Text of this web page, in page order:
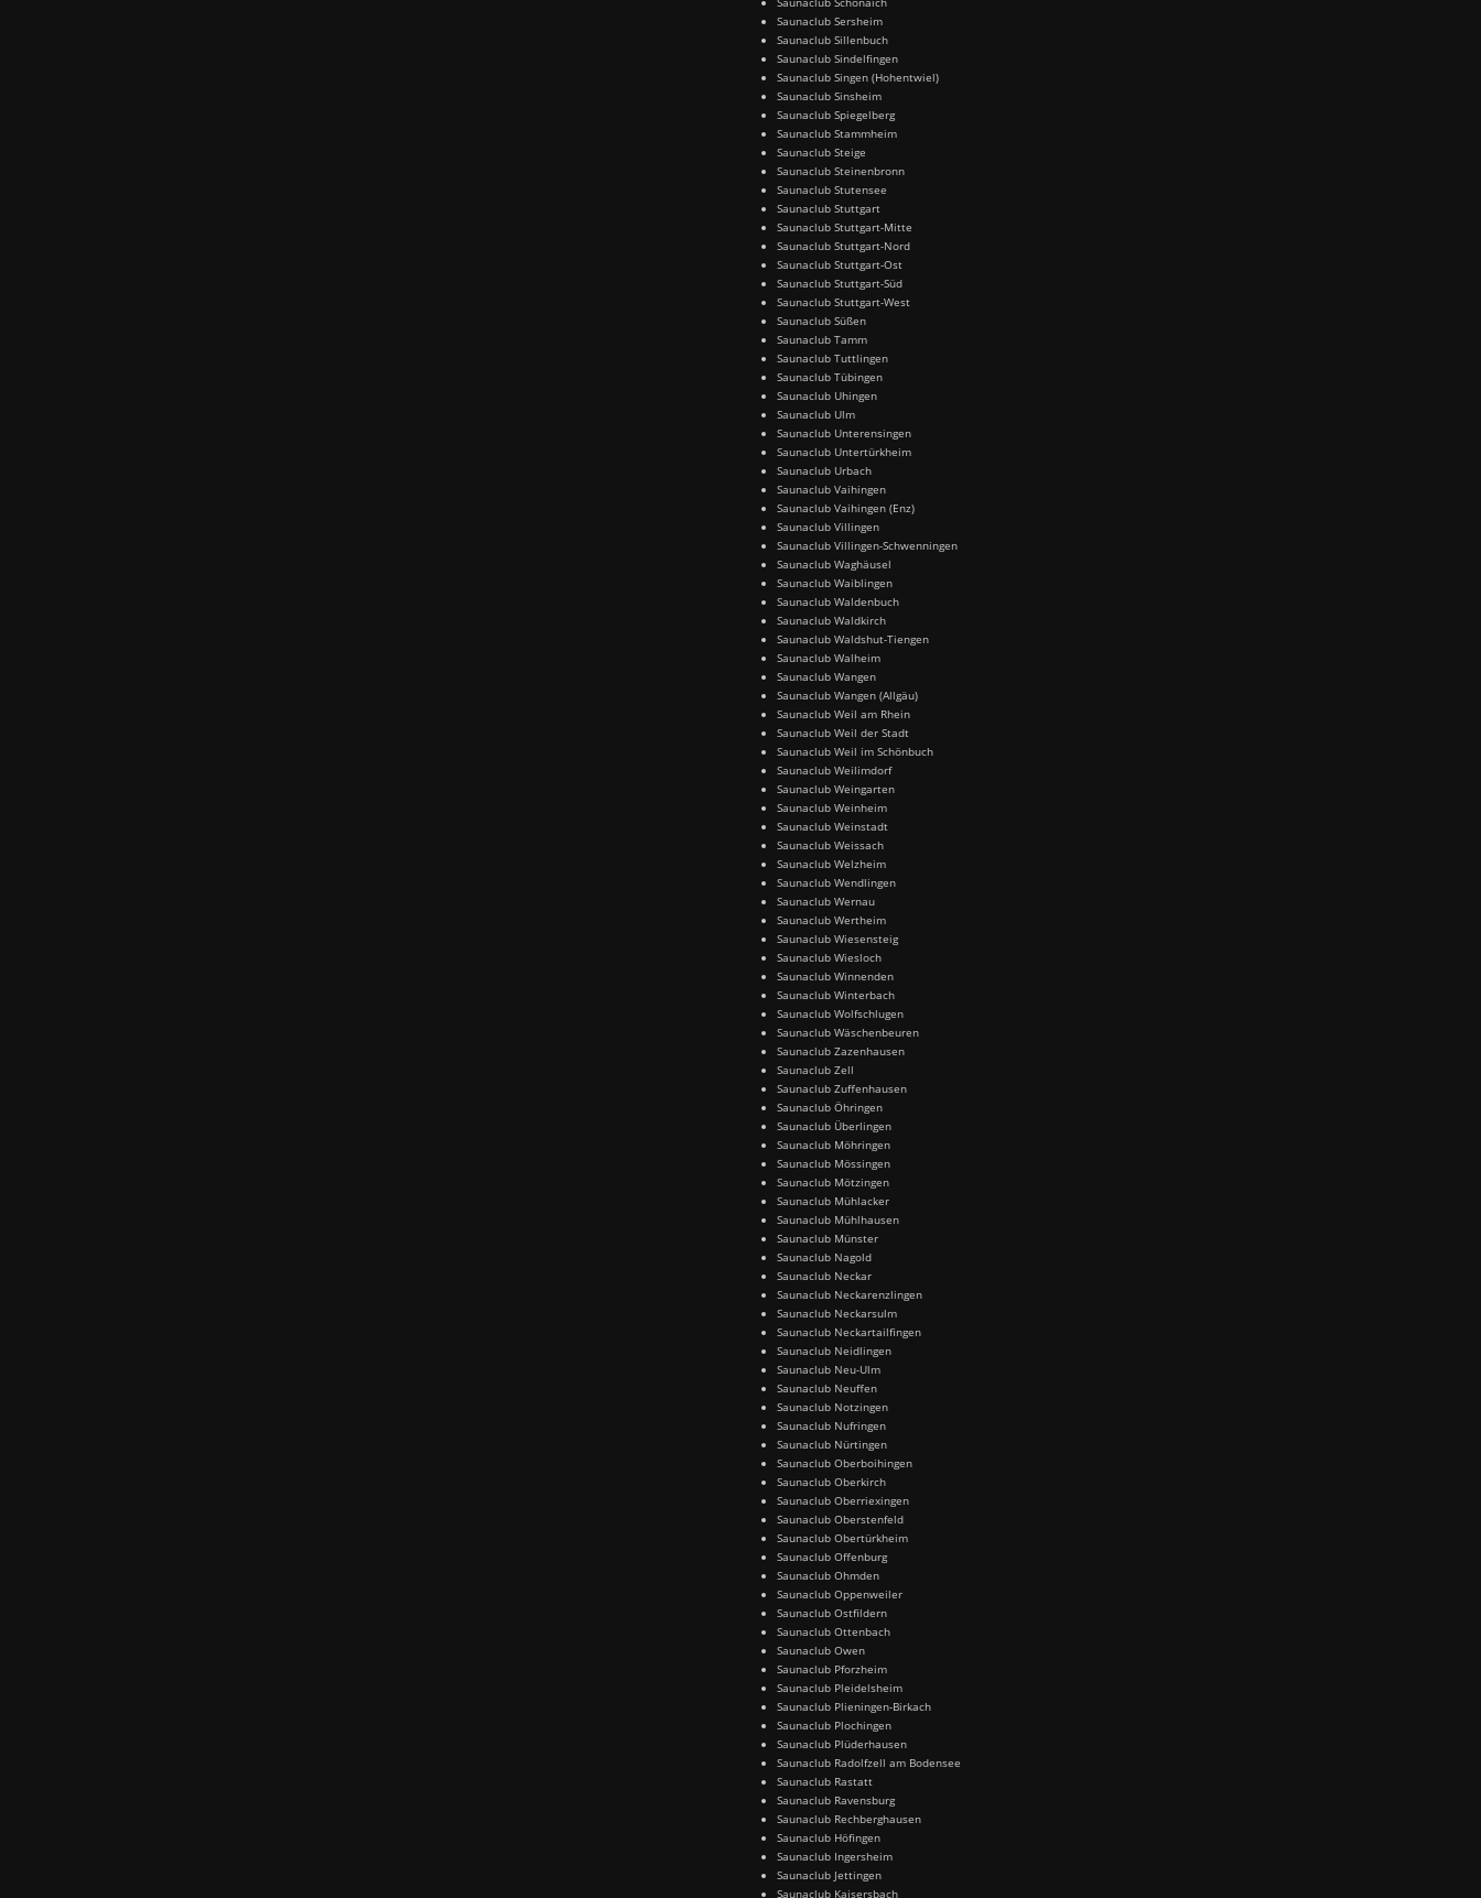
Saunaclub Sersheim
Saunaclub Sillenbuch
Saunaclub Sindelfingen
Saunaclub Singen (Hohentwiel)
Saunaclub Sinsheim
Saunaclub Spiegelberg
Saunaclub Stammheim
Saunaclub Steige
Saunaclub Steinenbronn
Saunaclub Stutensee
Saunaclub Stuttgart
Saunaclub Stuttgart-Mitte
Saunaclub Stuttgart-Nord
Saunaclub Stuttgart-Ost
Saunaclub Stuttgart-Süd
Saunaclub Stuttgart-West
Saunaclub Süßen
Saunaclub Tamm
Saunaclub Tuttlingen
Saunaclub Tübingen
Saunaclub Uhingen
Saunaclub Ulm
Saunaclub Unterensingen
Saunaclub Untertürkheim
Saunaclub Urbach
Saunaclub Vaihingen
Saunaclub Vaihingen (Enz)
Saunaclub Villingen
Saunaclub Villingen-Schwenningen
Saunaclub Waghäusel
Saunaclub Waiblingen
Saunaclub Waldenbuch
Saunaclub Waldkirch
Saunaclub Waldshut-Tiengen
Saunaclub Walheim
Saunaclub Wangen
Saunaclub Wangen (Allgäu)
Saunaclub Weil am Rhein
Saunaclub Weil der Stadt
Saunaclub Weil im Schönbuch
Saunaclub Weilimdorf
Saunaclub Weingarten
Saunaclub Weinheim
Saunaclub Weinstadt
Saunaclub Weissach
Saunaclub Welzheim
Saunaclub Wendlingen
Saunaclub Wernau
Saunaclub Wertheim
Saunaclub Wiesensteig
Saunaclub Wiesloch
Saunaclub Winnenden
Saunaclub Winterbach
Saunaclub Wolfschlugen
Saunaclub Wäschenbeuren
Saunaclub Zazenhausen
Saunaclub Zell
Saunaclub Zuffenhausen
Saunaclub Öhringen
Saunaclub Überlingen
Saunaclub Möhringen
Saunaclub Mössingen
Saunaclub Mötzingen
Saunaclub Mühlacker
Saunaclub Mühlhausen
Saunaclub Münster
Saunaclub Nagold
Saunaclub Neckar
Saunaclub Neckarenzlingen
Saunaclub Neckarsulm
Saunaclub Neckartailfingen
Saunaclub Neidlingen
Saunaclub Neu-Ulm
Saunaclub Neuffen
Saunaclub Notzingen
Saunaclub Nufringen
Saunaclub Nürtingen
Saunaclub Oberboihingen
Saunaclub Oberkirch
Saunaclub Oberriexingen
Saunaclub Oberstenfeld
Saunaclub Obertürkheim
Saunaclub Offenburg
Saunaclub Ohmden
Saunaclub Oppenweiler
Saunaclub Ostfildern
Saunaclub Ottenbach
Saunaclub Owen
Saunaclub Pforzheim
Saunaclub Pleidelsheim
Saunaclub Plieningen-Birkach
Saunaclub Plochingen
Saunaclub Plüderhausen
Saunaclub Radolfzell am Bodensee
Saunaclub Rastatt
Saunaclub Ravensburg
Saunaclub Rechberghausen
Saunaclub Höfingen
Saunaclub Ingersheim
Saunaclub Jettingen
Saunaclub Kaisersbach